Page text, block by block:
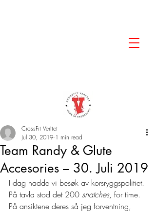
Team Randy & Glute
Accesories – 30. Juli 2019
CrossFit Verftet
Jul 30, 2019 1 min read
I dag hadde vi besøk av korsryggspolitiet.
På tavla stod det 200 snatches, for time.
På ansiktene deres så jeg forventning,